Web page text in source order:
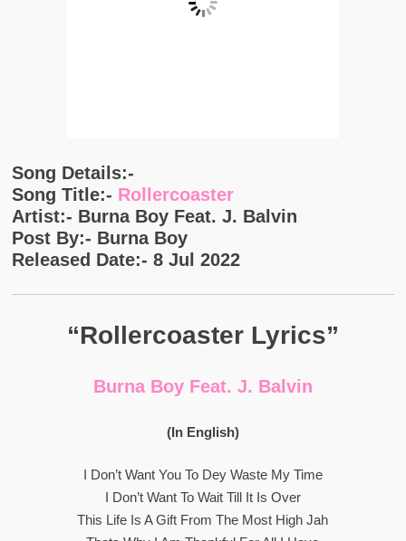
Song Details:-
Song Title:- Rollercoaster
Artist:- Burna Boy Feat. J. Balvin
Post By:- Burna Boy
Released Date:- 8 Jul 2022
“Rollercoaster Lyrics”
Burna Boy Feat. J. Balvin
(In English)
I Don’t Want You To Dey Waste My Time
I Don’t Want To Wait Till It Is Over
This Life Is A Gift From The Most High Jah